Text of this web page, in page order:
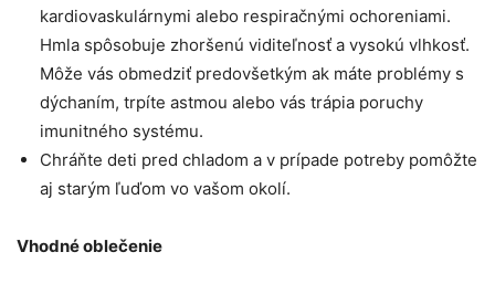
kardiovaskulárnymi alebo respiračnými ochoreniami.
Hmla spôsobuje zhoršenú viditeľnosť a vysokú vlhkosť.
Môže vás obmedziť predovšetkým ak máte problémy s
dýchaním, trpíte astmou alebo vás trápia poruchy
imunitného systému.
Chráňte deti pred chladom a v prípade potreby pomôžte
aj starým ľuďom vo vašom okolí.
Vhodné oblečenie